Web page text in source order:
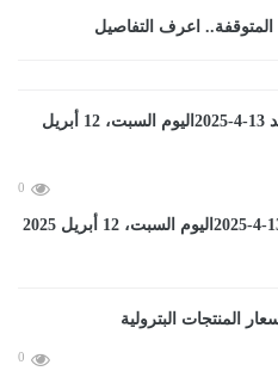
المتوقفة.. اعرف التفاصيل
0
حظك اليوم.. توقعات الابراج الأحد 13-4-2025اليوم السبت، 12 أبريل 2025
0